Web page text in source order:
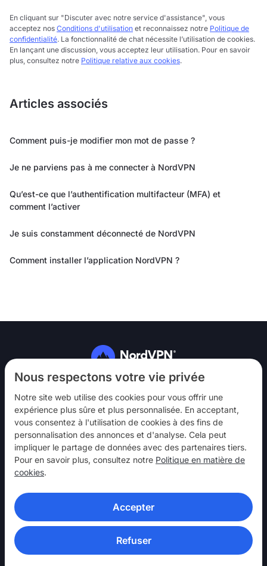
Nous respectons votre vie privée
Notre site web utilise des cookies pour vous offrir une
expérience plus sûre et plus personnalisée. En acceptant,
vous consentez à l'utilisation de cookies à des fins de
personnalisation des annonces et d'analyse. Cela peut
impliquer le partage de données avec des partenaires tiers.
Pour en savoir plus, consultez notre Politique en matière de
cookies.
Accepter
Refuser
En cliquant sur "Discuter avec notre service d'assistance", vous
acceptez nos Conditions d'utilisation et reconnaissez notre Politique de
confidentialité. La fonctionnalité de chat nécessite l’utilisation de cookies.
En lançant une discussion, vous acceptez leur utilisation. Pour en savoir
plus, consultez notre Politique relative aux cookies.
Articles associés
Comment puis-je modifier mon mot de passe ?
Je ne parviens pas à me connecter à NordVPN
Qu’est-ce que l’authentification multifacteur (MFA) et
comment l’activer
Je suis constamment déconnecté de NordVPN
Comment installer l’application NordVPN ?
Suivez-nous
NordVPN
Interagir
Aide
En savoir plus
APPLICATIONS VPN